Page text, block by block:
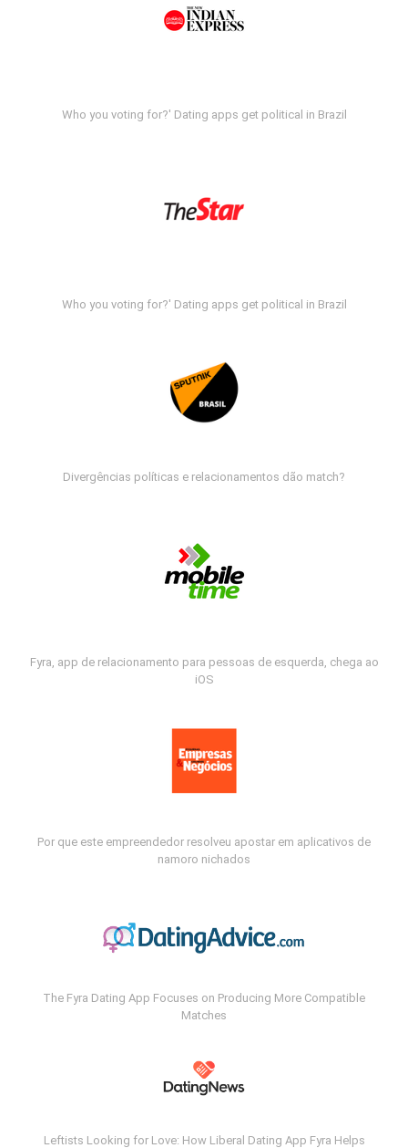
Who you voting for?' Dating apps get political in Brazil
Who you voting for?' Dating apps get political in Brazil
Divergências políticas e relacionamentos dão match?
Fyra, app de relacionamento para pessoas de esquerda, chega ao
iOS
Por que este empreendedor resolveu apostar em aplicativos de
namoro nichados
The Fyra Dating App Focuses on Producing More Compatible
Matches
Leftists Looking for Love: How Liberal Dating App Fyra Helps